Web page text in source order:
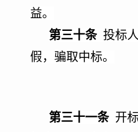
益。
第三十条 投标
假，骗取中标。
第三十一条 开